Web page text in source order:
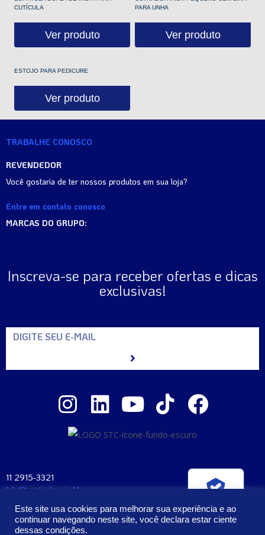
CUTÍCULA
Ver produto
PARA UNHA
Ver produto
ESTOJO PARA PEDICURE
Ver produto
TRABALHE CONOSCO
REVENDEDOR
Você gostaria de ter nossos produtos em sua loja?
Entre em contato conosco
MARCAS DO GRUPO:
Inscreva-se para receber ofertas e dicas
exclusivas!
11 2915-3321
fale@santaclara.ind.br
CEP: 04225-000
Este site usa cookies para melhorar sua experiência e ao
continuar navegando neste site, você declara estar ciente
dessas condições.